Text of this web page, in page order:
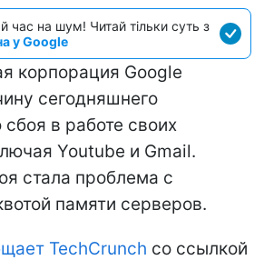
час на шум! Читай тільки суть з
у Google
корпорация Google
сегодняшнего
в работе своих
Youtube и Gmail.
стала проблема с
памяти серверов.
TechCrunch со ссылкой